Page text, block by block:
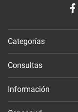
Categorías
Consultas
Información